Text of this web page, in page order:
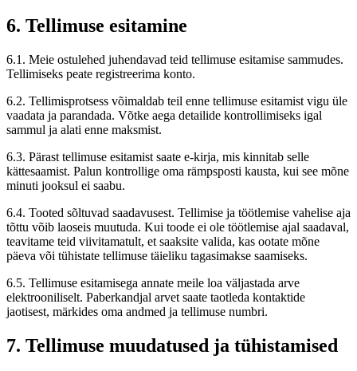
6. Tellimuse esitamine
6.1. Meie ostulehed juhendavad teid tellimuse esitamise sammudes.
Tellimiseks peate registreerima konto.
6.2. Tellimisprotsess võimaldab teil enne tellimuse esitamist vigu üle
vaadata ja parandada. Võtke aega detailide kontrollimiseks igal
sammul ja alati enne maksmist.
6.3. Pärast tellimuse esitamist saate e-kirja, mis kinnitab selle
kättesaamist. Palun kontrollige oma rämpsposti kausta, kui see mõne
minuti jooksul ei saabu.
6.4. Tooted sõltuvad saadavusest. Tellimise ja töötlemise vahelise aja
tõttu võib laoseis muutuda. Kui toode ei ole töötlemise ajal saadaval,
teavitame teid viivitamatult, et saaksite valida, kas ootate mõne
päeva või tühistate tellimuse täieliku tagasimakse saamiseks.
6.5. Tellimuse esitamisega annate meile loa väljastada arve
elektrooniliselt. Paberkandjal arvet saate taotleda kontaktide
jaotisest, märkides oma andmed ja tellimuse numbri.
7. Tellimuse muudatused ja tühistamised